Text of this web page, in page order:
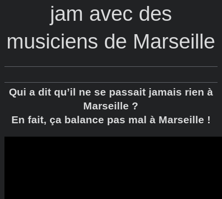
jam avec des
musiciens de Marseille
Qui a dit qu’il ne se passait jamais rien à
Marseille ?
En fait, ça balance pas mal à Marseille !